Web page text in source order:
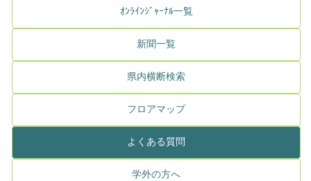
ｵﾝﾗｲﾝｼﾞｬｰﾅﾙ一覧
新聞一覧
県内横断検索
フロアマップ
よくある質問
学外の方へ